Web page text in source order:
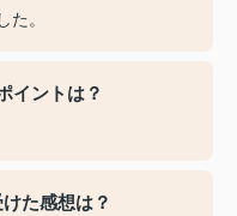
た。
イントは？
た感想は？